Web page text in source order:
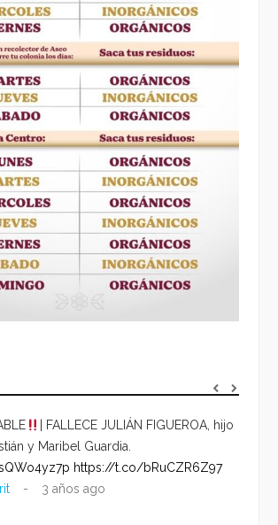
| FALLECE JULIÁN FIGUEROA, hijo
y Maribel Guardia.
https://t.co/bRuCZR6Z97
3 años ago